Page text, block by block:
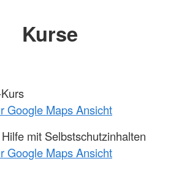
Kurse
Google Maps Ansicht
mit Selbstschutzinhalten
Google Maps Ansicht